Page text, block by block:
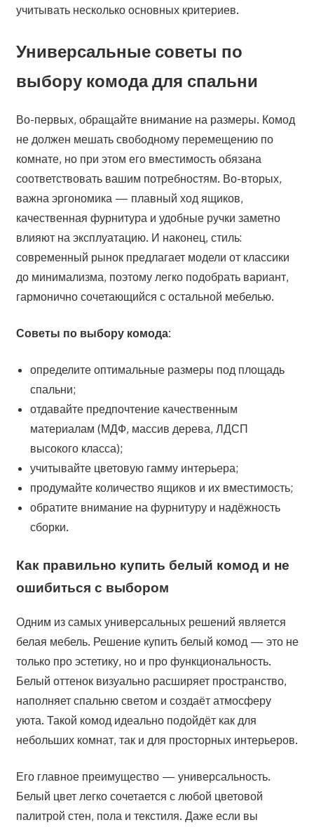
учитывать несколько основных критериев.
Универсальные советы по
выбору комода для спальни
Во-первых, обращайте внимание на размеры. Комод
не должен мешать свободному перемещению по
комнате, но при этом его вместимость обязана
соответствовать вашим потребностям. Во-вторых,
важна эргономика — плавный ход ящиков,
качественная фурнитура и удобные ручки заметно
влияют на эксплуатацию. И наконец, стиль:
современный рынок предлагает модели от классики
до минимализма, поэтому легко подобрать вариант,
гармонично сочетающийся с остальной мебелью.
Советы по выбору комода:
определите оптимальные размеры под площадь
спальни;
отдавайте предпочтение качественным
материалам (МДФ, массив дерева, ЛДСП
высокого класса);
учитывайте цветовую гамму интерьера;
продумайте количество ящиков и их вместимость;
обратите внимание на фурнитуру и надёжность
сборки.
Как правильно купить белый комод и не
ошибиться с выбором
Одним из самых универсальных решений является
белая мебель. Решение купить белый комод — это не
только про эстетику, но и про функциональность.
Белый оттенок визуально расширяет пространство,
наполняет спальню светом и создаёт атмосферу
уюта. Такой комод идеально подойдёт как для
небольших комнат, так и для просторных интерьеров.
Его главное преимущество — универсальность.
Белый цвет легко сочетается с любой цветовой
палитрой стен, пола и текстиля. Даже если вы